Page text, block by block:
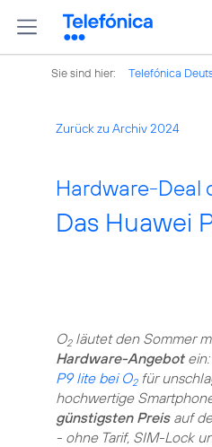
Sie sind hier: Telefónica
Zurück zu Archiv 2024
Hardware-Deal
Das Huawei
O2läutet den Sommer
Hardware-Angebotein:
P9 lite bei O2für
hochwertige
günstigsten Preisauf
- ohne Tarif, SIM-Lock